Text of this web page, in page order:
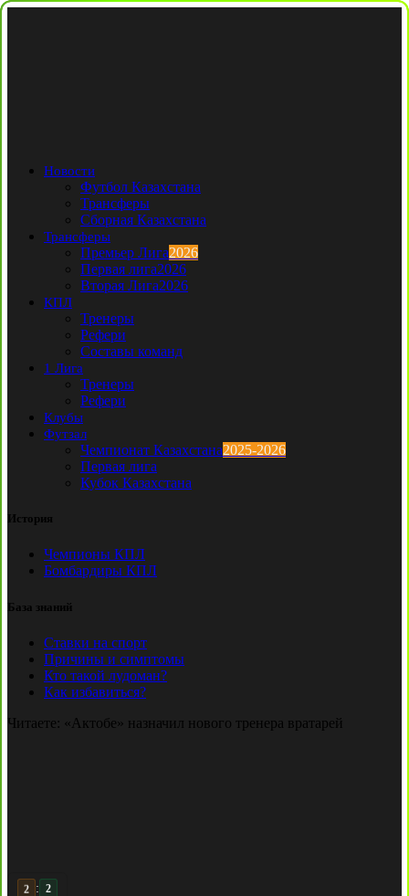
Новости
Футбол Казахстана
Трансферы
Сборная Казахстана
Трансферы
Премьер Лига2026
Первая лига2026
Вторая Лига2026
КПЛ
Тренеры
Рефери
Составы команд
1 Лига
Тренеры
Рефери
Клубы
Футзал
Чемпионат Казахстана2025-2026
Первая лига
Кубок Казахстана
История
Чемпионы КПЛ
Бомбардиры КПЛ
База знаний
Ставки на спорт
Причины и симптомы
Кто такой лудоман?
Как избавиться?
Читаете: «Актобе» назначил нового тренера вратарей
: 2